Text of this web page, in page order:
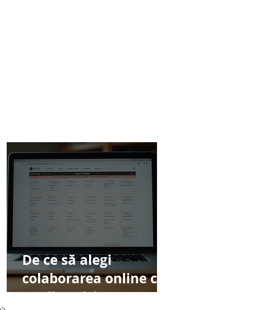
De ce să alegi
colaborarea online cu
un dietetician?